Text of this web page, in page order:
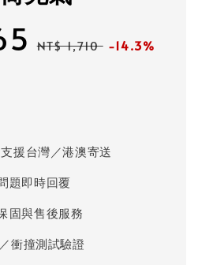
Regular
NT$ 1,710 -14.3%
援台灣／港澳寄送
題即時回覆
固與售後服務
衝撞測試驗證